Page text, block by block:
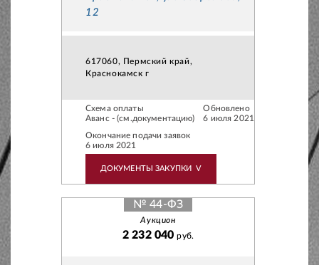
12
617060, Пермский край,
Краснокамск г
Схема оплаты
Аванс - (см.документацию)
Обновлено
6 июля 2021
Окончание подачи заявок
6 июля 2021
ДОКУМЕНТЫ ЗАКУПКИ V
№ 44-ФЗ
Аукцион
2 232 040руб.